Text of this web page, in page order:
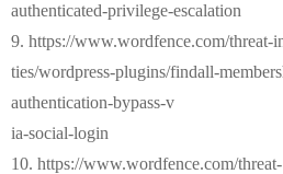
authenticated-privilege-escalation
9. https://www.wordfence.com/threat-
ties/wordpress-plugins/findall-
authentication-bypass-v
ia-social-login
10. https://www.wordfence.com/threat-